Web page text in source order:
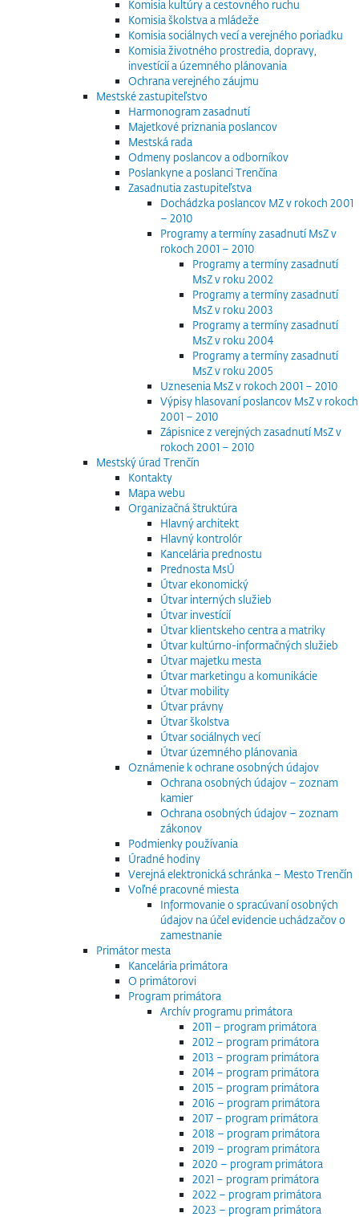
Komisia kultúry a cestovného ruchu
Komisia školstva a mládeže
Komisia sociálnych vecí a verejného poriadku
Komisia životného prostredia, dopravy,
investícií a územného plánovania
Ochrana verejného záujmu
Mestské zastupiteľstvo
Harmonogram zasadnutí
Majetkové priznania poslancov
Mestská rada
Odmeny poslancov a odborníkov
Poslankyne a poslanci Trenčína
Zasadnutia zastupiteľstva
Dochádzka poslancov MZ v rokoch 2001
– 2010
Programy a termíny zasadnutí MsZ v
rokoch 2001 – 2010
Programy a termíny zasadnutí
MsZ v roku 2002
Programy a termíny zasadnutí
MsZ v roku 2003
Programy a termíny zasadnutí
MsZ v roku 2004
Programy a termíny zasadnutí
MsZ v roku 2005
Uznesenia MsZ v rokoch 2001 – 2010
Výpisy hlasovaní poslancov MsZ v rokoch
2001 – 2010
Zápisnice z verejných zasadnutí MsZ v
rokoch 2001 – 2010
Mestský úrad Trenčín
Kontakty
Mapa webu
Organizačná štruktúra
Hlavný architekt
Hlavný kontrolór
Kancelária prednostu
Prednosta MsÚ
Útvar ekonomický
Útvar interných služieb
Útvar investícií
Útvar klientskeho centra a matriky
Útvar kultúrno-informačných služieb
Útvar majetku mesta
Útvar marketingu a komunikácie
Útvar mobility
Útvar právny
Útvar školstva
Útvar sociálnych vecí
Útvar územného plánovania
Oznámenie k ochrane osobných údajov
Ochrana osobných údajov – zoznam
kamier
Ochrana osobných údajov – zoznam
zákonov
Podmienky používania
Úradné hodiny
Verejná elektronická schránka – Mesto Trenčín
Voľné pracovné miesta
Informovanie o spracúvaní osobných
údajov na účel evidencie uchádzačov o
zamestnanie
Primátor mesta
Kancelária primátora
O primátorovi
Program primátora
Archív programu primátora
2011 – program primátora
2012 – program primátora
2013 – program primátora
2014 – program primátora
2015 – program primátora
2016 – program primátora
2017 – program primátora
2018 – program primátora
2019 – program primátora
2020 – program primátora
2021 – program primátora
2022 – program primátora
2023 – program primátora